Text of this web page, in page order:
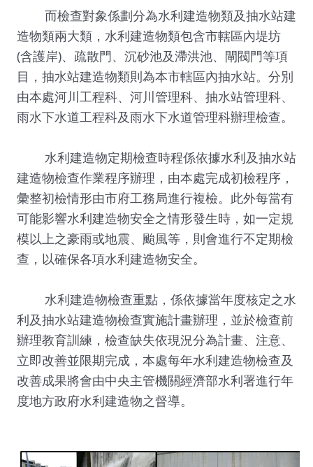
而檢查對象係劃分為水利建造物類及抽水站建
造物類兩大類，水利建造物類包含市轄區內堤坊
(含護岸)、疏散門、沉砂池及滯洪池、閘閥門等項
目，抽水站建造物類則為本市轄區內抽水站。分別
由本處河川工程科、河川管理科、抽水站管理科、
雨水下水道工程科及雨水下水道管理科辦理檢查。
水利建造物定期檢查時程係依據水利及抽水站
建造物檢查作業程序辦理，由本處完成初檢程序，
彙整初檢情形由市府工務局進行複檢。此外每當有
可能影響水利建造物安全之情形發生時，如一定規
模以上之豪雨或地震、颱風等，則會進行不定期檢
查，以確保各項水利建造物安全。
水利建造物檢查重點，係依據當年度核定之水
利及抽水站建造物檢查實施計畫辦理，並於檢查前
辦理教育訓練，檢查缺失依現況分為計畫、注意、
立即改善並限期完成，本處每年水利建造物檢查及
改善成果將會由中央主管機關經濟部水利署進行年
度地方政府水利建造物之督導。